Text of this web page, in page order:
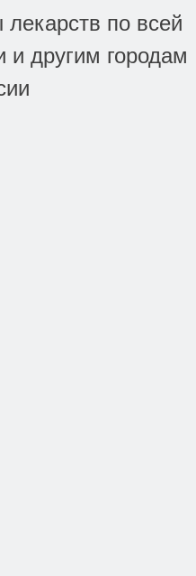
по всей
и другим городам